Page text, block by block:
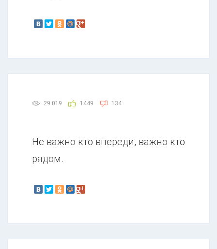
29 019 1449 134
Не важно кто впереди, важно кто
рядом.